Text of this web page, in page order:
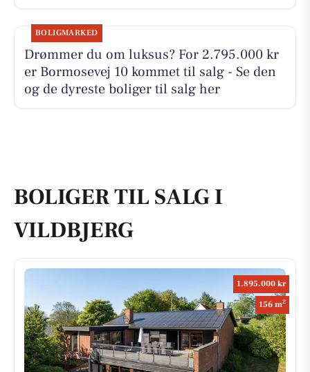
BOLIGMARKED
Drømmer du om luksus? For 2.795.000 kr
er Bormosevej 10 kommet til salg - Se den
og de dyreste boliger til salg her
BOLIGER TIL SALG I
VILDBJERG
1.895.000 kr
156 m2